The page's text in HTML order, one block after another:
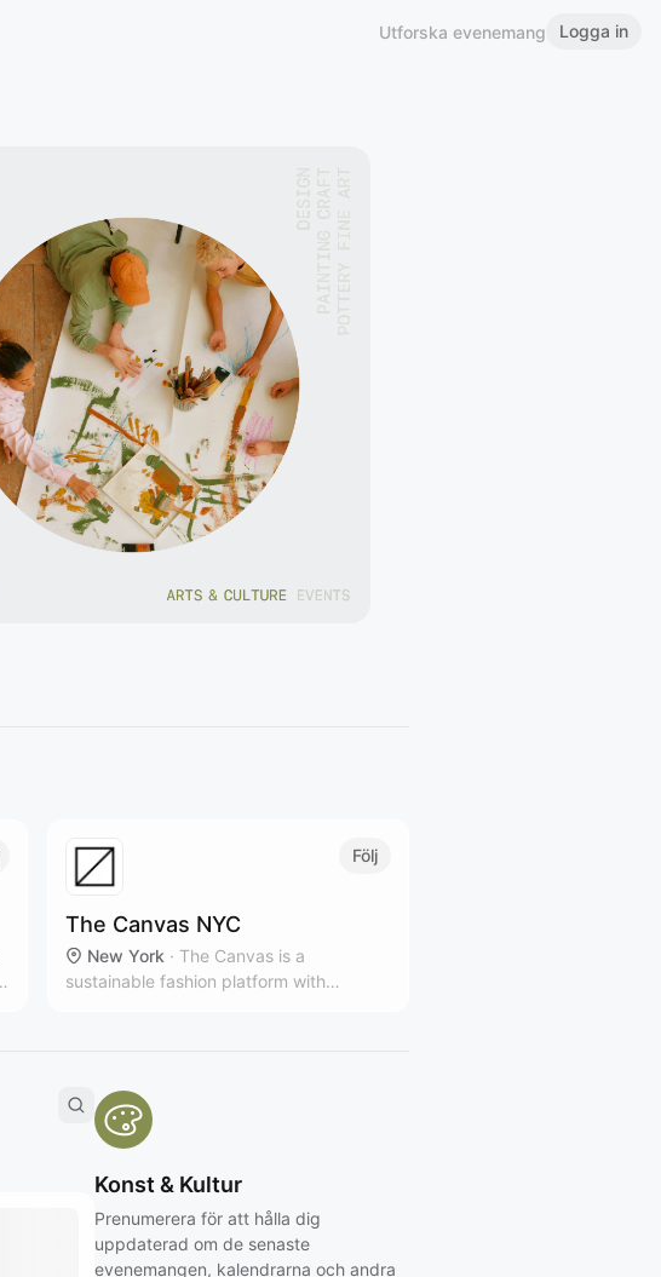
Utforska evenemang Logga in
Följ
The Canvas NYC
New York ·The Canvas is a
sustainable fashion platform with
Konst & Kultur
Prenumerera för att hålla dig
uppdaterad om de senaste
evenemangen, kalendrarna och andra